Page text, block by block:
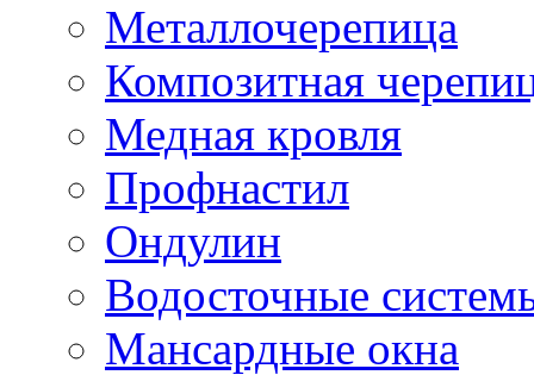
Металлочерепица
Композитная
Медная кровля
Профнастил
Ондулин
Водосточные
Мансардные окна